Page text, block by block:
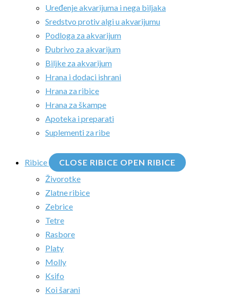
Uređenje akvarijuma i nega biljaka
Sredstvo protiv algi u akvarijumu
Podloga za akvarijum
Đubrivo za akvarijum
Biljke za akvarijum
Hrana i dodaci ishrani
Hrana za ribice
Hrana za škampe
Apoteka i preparati
Suplementi za ribe
Ribice CLOSE RIBICE OPEN RIBICE
Živorotke
Zlatne ribice
Zebrice
Tetre
Rasbore
Platy
Molly
Ksifo
Koi šarani